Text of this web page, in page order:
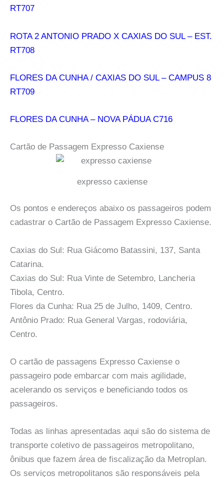
RT707
ROTA 2 ANTONIO PRADO X CAXIAS DO SUL – EST.
RT708
FLORES DA CUNHA / CAXIAS DO SUL – CAMPUS 8
RT709
FLORES DA CUNHA – NOVA PÁDUA C716
Cartão de Passagem Expresso Caxiense
expresso caxiense
Os pontos e endereços abaixo os passageiros podem
cadastrar o Cartão de Passagem Expresso Caxiense.
Caxias do Sul: Rua Giácomo Batassini, 137, Santa
Catarina.
Caxias do Sul: Rua Vinte de Setembro, Lancheria
Tibola, Centro.
Flores da Cunha: Rua 25 de Julho, 1409, Centro.
Antônio Prado: Rua General Vargas, rodoviária,
Centro.
O cartão de passagens Expresso Caxiense o
passageiro pode embarcar com mais agilidade,
acelerando os serviços e beneficiando todos os
passageiros.
Todas as linhas apresentadas aqui são do sistema de
transporte coletivo de passageiros metropolitano,
ônibus que fazem área de fiscalização da Metroplan.
Os serviços metropolitanos são responsáveis pela